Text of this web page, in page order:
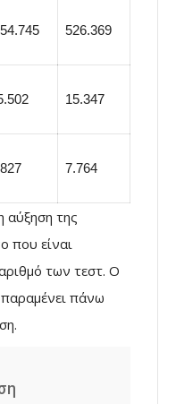
526.369
15.347
7.764
αύξηση της
που είναι
των τεστ. Ο
πάνω